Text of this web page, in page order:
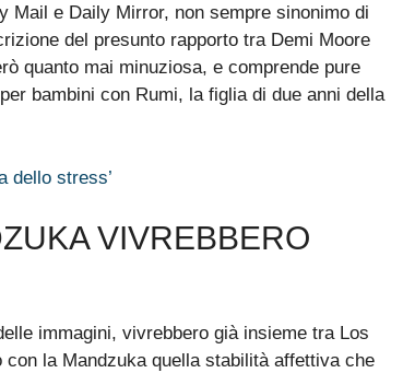
Mail e Daily Mirror, non sempre sinonimo di
del presunto rapporto tra Demi Moore
quanto mai minuziosa, e comprende pure
bambini con Rumi, la figlia di due anni della
dello stress’
VIVREBBERO
immagini, vivrebbero già insieme tra Los
la Mandzuka quella stabilità affettiva che